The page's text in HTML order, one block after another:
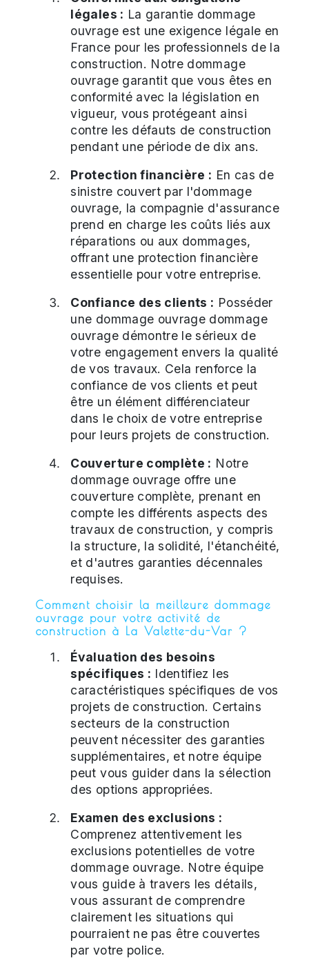
légales : La garantie dommage
ouvrage est une exigence légale en
France pour les professionnels de la
construction. Notre dommage
ouvrage garantit que vous êtes en
conformité avec la législation en
vigueur, vous protégeant ainsi
contre les défauts de construction
pendant une période de dix ans.
Protection financière : En cas de
sinistre couvert par l'dommage
ouvrage, la compagnie d'assurance
prend en charge les coûts liés aux
réparations ou aux dommages,
offrant une protection financière
essentielle pour votre entreprise.
Confiance des clients : Posséder
une dommage ouvrage dommage
ouvrage démontre le sérieux de
votre engagement envers la qualité
de vos travaux. Cela renforce la
confiance de vos clients et peut
être un élément différenciateur
dans le choix de votre entreprise
pour leurs projets de construction.
Couverture complète : Notre
dommage ouvrage offre une
couverture complète, prenant en
compte les différents aspects des
travaux de construction, y compris
la structure, la solidité, l'étanchéité,
et d'autres garanties décennales
requises.
Comment choisir la meilleure dommage
ouvrage pour votre activité de
construction à La Valette-du-Var ?
Évaluation des besoins
spécifiques : Identifiez les
caractéristiques spécifiques de vos
projets de construction. Certains
secteurs de la construction
peuvent nécessiter des garanties
supplémentaires, et notre équipe
peut vous guider dans la sélection
des options appropriées.
Examen des exclusions :
Comprenez attentivement les
exclusions potentielles de votre
dommage ouvrage. Notre équipe
vous guide à travers les détails,
vous assurant de comprendre
clairement les situations qui
pourraient ne pas être couvertes
par votre police.